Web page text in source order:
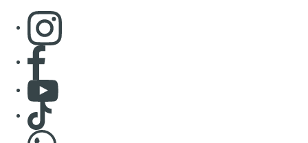
Consulter page Instagram
Consulter page Facebook
Consulter Youtube
Consulter TikTok